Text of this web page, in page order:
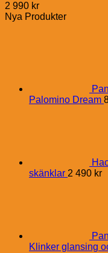
2 990 kr
Nya Produkter
Palomino Dream
skänklar 2 490 kr
Klinker glansing